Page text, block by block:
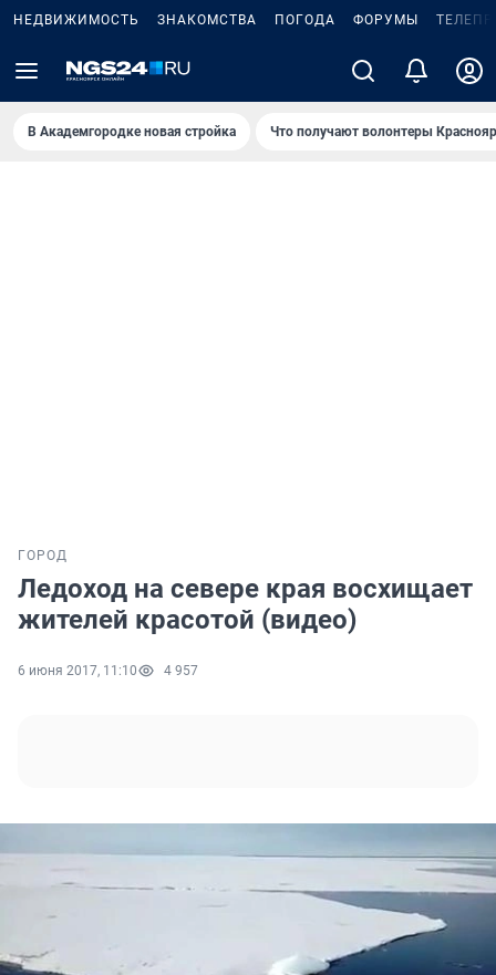
НЕДВИЖИМОСТЬ ЗНАКОМСТВА ПОГОДА ФОРУМЫ
В Академгородке новая стройка Что получают волонтеры
ГОРОД
Ледоход на севере края восхищает
жителей красотой (видео)
6 июня 2017, 11:10 4 957